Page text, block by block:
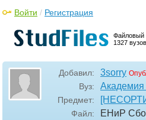
Файловый
1327
Войти / Регистрация
Добавил: 3sorry
Вуз: Академия
Предмет:
Файл: ЕНиР
4 Разр. - 1
• Взрывные клапаны и защитные
Состав работ
3 Разр. - 1
Нормы времени и расценки
козырек
Глава 6. Оборудование